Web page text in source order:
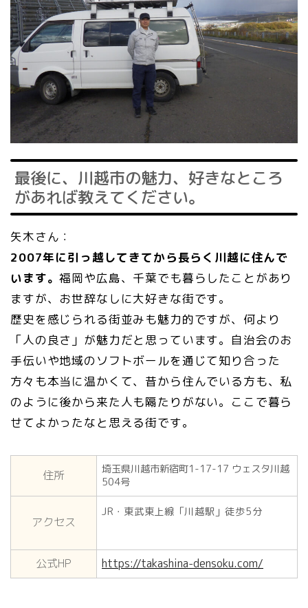
最後に、川越市の魅力、好きなところ
があれば教えてください。
矢木さん：
2007年に引っ越してきてから長らく川越に住んで
います。福岡や広島、千葉でも暮らしたことがあり
ますが、お世辞なしに大好きな街です。
歴史を感じられる街並みも魅力的ですが、何より
「人の良さ」が魅力だと思っています。自治会のお
手伝いや地域のソフトボールを通じて知り合った
方々も本当に温かくて、昔から住んでいる方も、私
のように後から来た人も隔たりがない。ここで暮ら
せてよかったなと思える街です。
住所
埼玉県川越市新宿町1-17-17 ウェスタ川越
504号
アクセス
JR・東武東上線「川越駅」徒歩5分
公式HP https://takashina-densoku.com/